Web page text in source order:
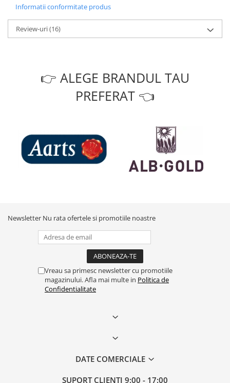
Informatii conformitate produs
Review-uri(16)
👉 ALEGE BRANDUL TAU
PREFERAT 👈
Newsletter Nu rata ofertele si promotiile noastre
Vreau sa primesc newsletter cu promotiile
magazinului. Afla mai multe in Politica de
Confidentialitate
DATE COMERCIALE
SUPORT CLIENTI 9:00 - 17:00